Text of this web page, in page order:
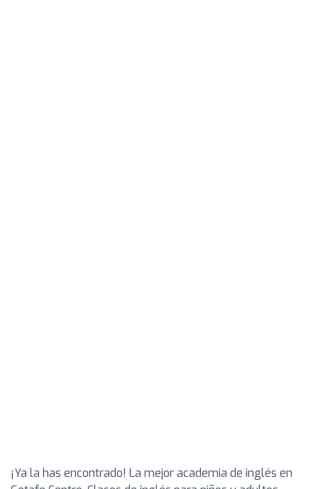
¡Ya la has encontrado! La mejor academia de inglés en